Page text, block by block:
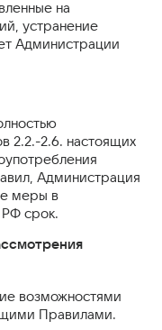
на
устранение
Администрации
2.2.-2.6. настоящих
Администрация
меры в
РФ срок.
возможностями
Правилами.